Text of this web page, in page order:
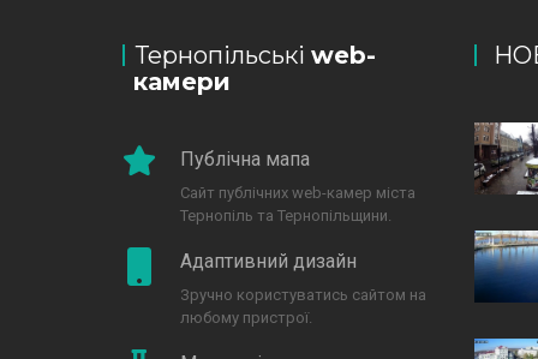
Тернопільські web-
камери
Публічна мапа
Сайт публічних web-камер міста
Тернопіль та Тернопільщини.
Адаптивний дизайн
Зручно користуватись сайтом на
любому пристрої.